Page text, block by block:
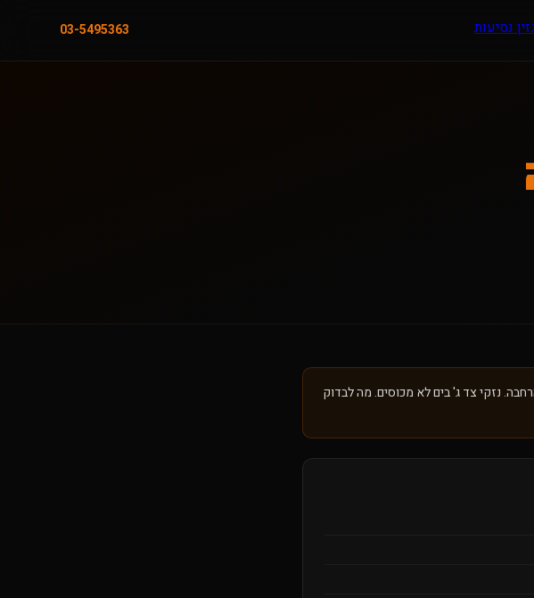
נסיעות 03-5495363
נזקי צד ג' בים לא מכוסים. מה לבדוק